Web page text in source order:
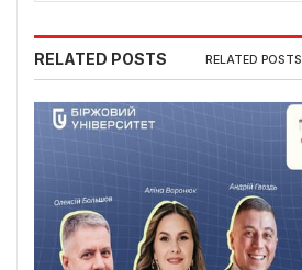
RELATED POSTS RELATED POSTS